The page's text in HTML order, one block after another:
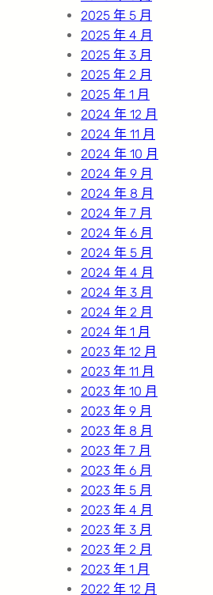
2025 年 5 月
2025 年 4 月
2025 年 3 月
2025 年 2 月
2025 年 1 月
2024 年 12 月
2024 年 11 月
2024 年 10 月
2024 年 9 月
2024 年 8 月
2024 年 7 月
2024 年 6 月
2024 年 5 月
2024 年 4 月
2024 年 3 月
2024 年 2 月
2024 年 1 月
2023 年 12 月
2023 年 11 月
2023 年 10 月
2023 年 9 月
2023 年 8 月
2023 年 7 月
2023 年 6 月
2023 年 5 月
2023 年 4 月
2023 年 3 月
2023 年 2 月
2023 年 1 月
2022 年 12 月